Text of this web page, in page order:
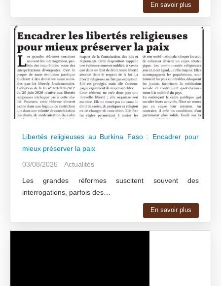
En savoir plus
Libertés religieuses au Burkina Faso : Encadrer pour
mieux préserver la paix
03/08/2026
Actualités
Les grandes réformes suscitent souvent des
interrogations, parfois des…
En savoir plus